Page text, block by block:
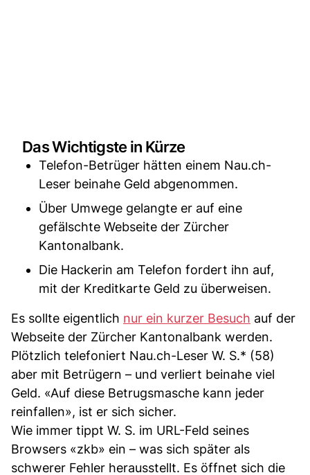
Das Wichtigste in Kürze
Telefon-Betrüger hätten einem Nau.ch-
Leser beinahe Geld abgenommen.
Über Umwege gelangte er auf eine
gefälschte Webseite der Zürcher
Kantonalbank.
Die Hackerin am Telefon fordert ihn auf,
mit der Kreditkarte Geld zu überweisen.
Es sollte eigentlich nur ein kurzer Besuch auf der
Webseite der Zürcher Kantonalbank werden.
Plötzlich telefoniert Nau.ch-Leser W. S.* (58)
aber mit Betrügern – und verliert beinahe viel
Geld. «Auf diese Betrugsmasche kann jeder
reinfallen», ist er sich sicher.
Wie immer tippt W. S. im URL-Feld seines
Browsers «zkb» ein – was sich später als
schwerer Fehler herausstellt. Es öffnet sich die